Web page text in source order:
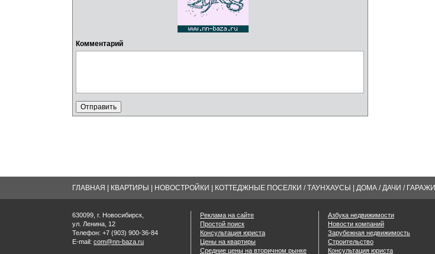
Комментарий
ГЛАВНАЯ КВАРТИРЫ НОВОСТРОЙКИ КОТТЕДЖНЫЕ ПОСЕЛКИ / ТАУНХАУСЫ ДОМА / ДАЧИ / ГАРАЖИ
630099, г. Новосибирск,
ул. Ленина, 12
Телефон: +7 (903) 900-36-84
E-mail: com@nn-baza.ru
Реклама на сайте
Простой поиск
Консультация юриста
Цены на квартиры
Средние цены на вторичном рынке
Азбука недвижимости
Новости компаний
Зарубежная недвижимость
Строительство
Консультация юриста